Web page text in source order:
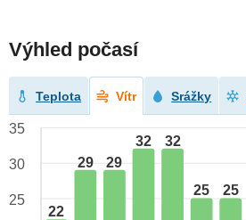
Výhled počasí
Teplota Vítr Srážky
22
29 29
32 32
25
25
35
30
25